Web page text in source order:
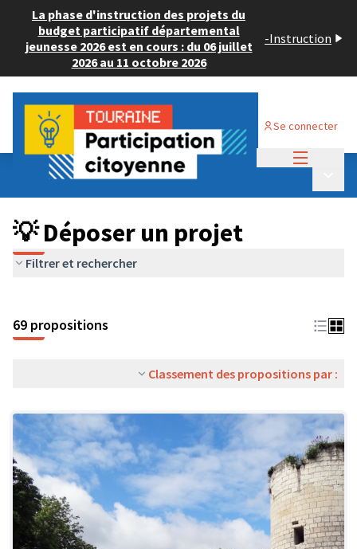
La phase d'instruction des projets du
budget participatif départemental
jeunesse 2026 est en cours : du 06 juillet
2026 au 11 octobre 2026
-Instruction
Se connecter
Budget Participatif ADULTE 2024
💡 Déposer un projet
💡 Déposer un projet
Filtrer et rechercher
69 propositions
Classement des propositions par :